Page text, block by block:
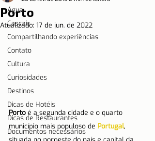
Água
Cascais
Compartilhando experiências
Contato
Cultura
Curiosidades
Destinos
Dicas de Hotéis
Dicas de Restaurantes
Documentos necessários
Porto
Atualizado: 17 de jun. de 2022
Porto é a segunda cidade e o quarto
município mais populoso de Portugal,